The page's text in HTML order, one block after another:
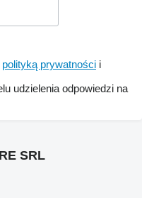
polityką prywatności i
udzielenia odpowiedzi na
SRL